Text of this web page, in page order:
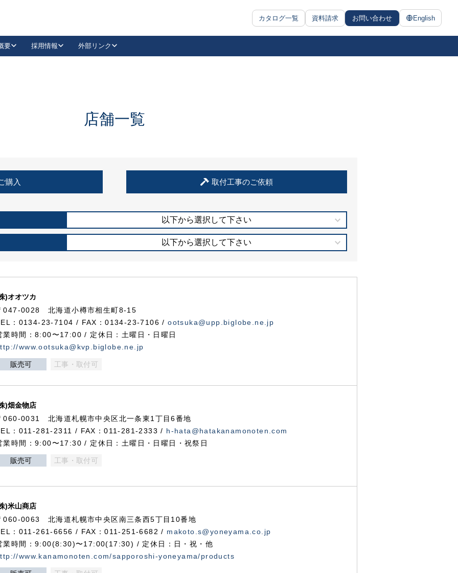
カタログ一覧 資料請求 お問い合わせ English
抗ウイルス・抗菌製品
要 採用情報 外部リンク
LinkedIn
住宅使用部材標準化推進協議会
店舗一覧
購入 取付工事のご依頼
以下から選択して下さい
以下から選択して下さい
)オオツカ
047-0028 北海道小樽市相生町8-15
：0134-23-7104 / FAX：0134-23-7106 /ootsuka@upp.biglobe.ne.jp
業時間：8:00〜17:00 / 定休日：土曜日・日曜日
www.ootsuka@kvp.biglobe.ne.jp
販売可 工事・取付可
)畑金物店
060-0031 北海道札幌市中央区北一条東1丁目6番地
：011-281-2311 / FAX：011-281-2333 / h-hata@hatakanamonoten.com
業時間：9:00〜17:30 / 定休日：土曜日・日曜日・祝祭日
販売可 工事・取付可
)米山商店
060-0063 北海道札幌市中央区南三条西5丁目10番地
：011-261-6656 / FAX：011-251-6682 / makoto.s@yoneyama.co.jp
業時間：9:00(8:30)〜17:00(17:30) / 定休日：日・祝・他
www.kanamonoten.com/sapporoshi-yoneyama/products